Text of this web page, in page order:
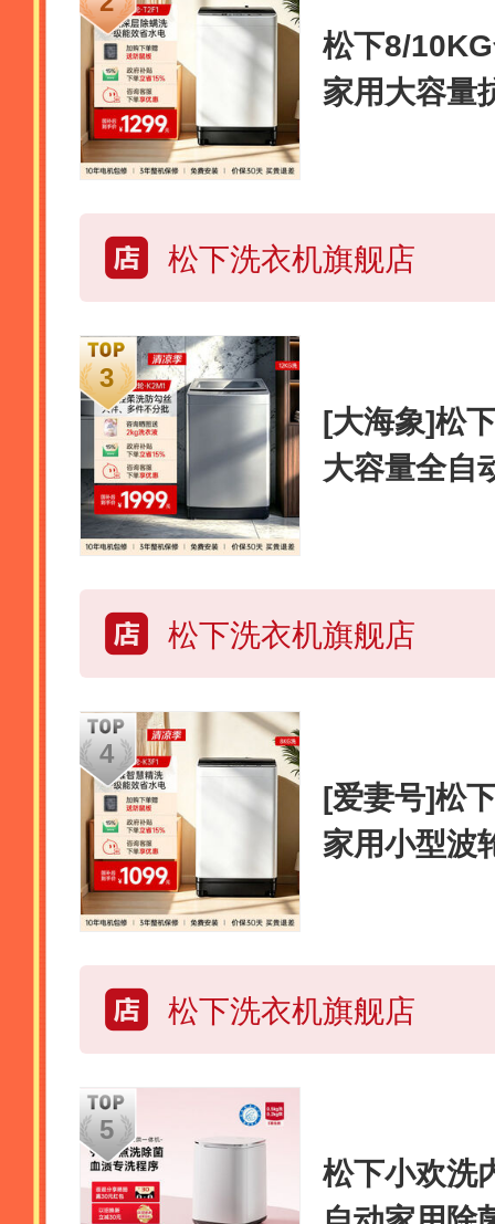
松下8/
家用大容量
松下洗衣机旗舰店
[大海象]松
大容量全自
松下洗衣机旗舰店
[爱妻号]松
家用小型波
松下洗衣机旗舰店
松下小欢洗